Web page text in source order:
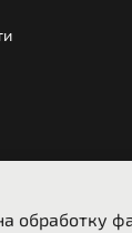
обработку